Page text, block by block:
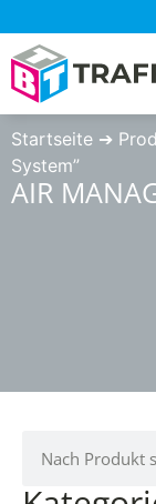
Startseite ➔
System”
AIR